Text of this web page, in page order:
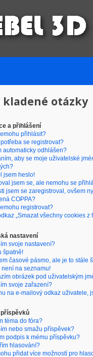
kladené otázky
a přihlášení
přihlásit?
se registrovat?
automaticky odhlášen?
aby se moje uživatelské
jsem heslo!
jsem se, ale nemohu se
jsem se zaregistroval, ovšem
COPPA?
registrovat?
„Smazat všechny cookies z
nastavení
svoje nastavení?
špatně!
časové pásmo, ale je to stále
není na seznamu!
obrázek pod uživatelským
svoje zařazení?
na e-mailový odkaz uživatele,
téma do fóra?
nebo smažu příspěvek?
podpis k mému příspěvku?
hlasování?
přidat více možností pro